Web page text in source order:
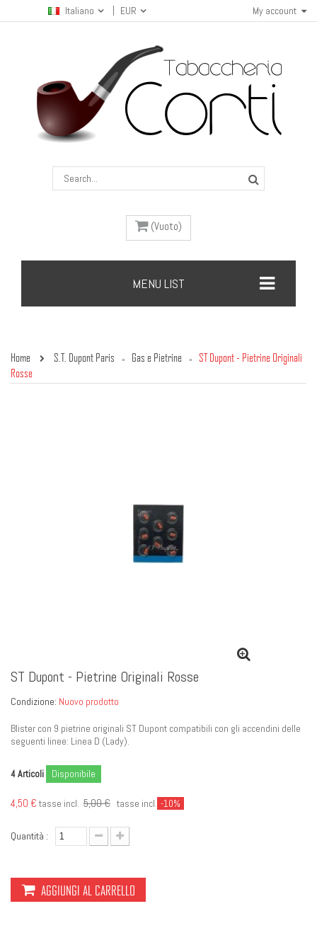
My account
Italiano EUR
(Vuoto)
MENU LIST
Home S.T. Dupont Paris » Gas e Pietrine »
ST Dupont - Pietrine Originali
Rosse
ST Dupont - Pietrine Originali Rosse
Condizione: Nuovo prodotto
Blister con 9 pietrine originali ST Dupont compatibili con gli accendini delle
seguenti linee: Linea D (Lady).
4Articoli Disponibile
4,50 € tasse incl. 5,00 € tasse incl. -10%
Quantità :
AGGIUNGI AL CARRELLO